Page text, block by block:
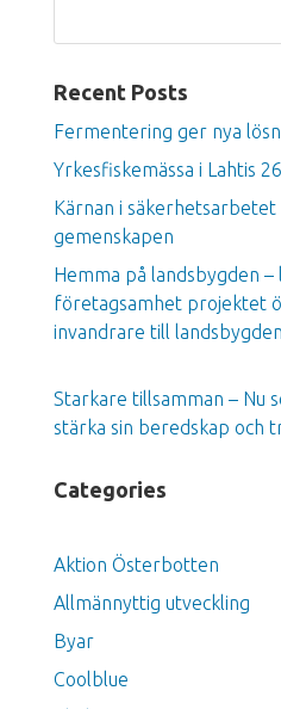
Recent Posts
Fermentering ger nya
Yrkesfiskemässa i Lahtis
Kärnan i
gemenskapen
Hemma på landsbygden
företagsamhet projektet
invandrare till
Starkare tillsamman – Nu
stärka sin beredskap och
Categories
Aktion Österbotten
Allmännyttig utveckling
Byar
Coolblue